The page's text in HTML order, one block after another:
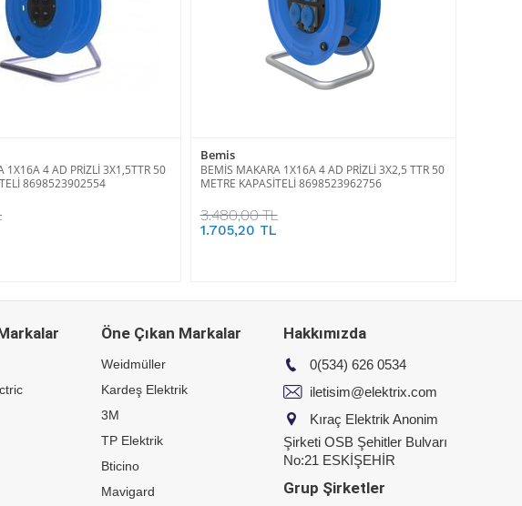
1X16A 4 AD PRİZLİ 3X1,5TTR 50
8698523902554
Bemis
BEMİS MAKARA 1X16A 4 AD PRİZLİ 3X2,5 TTR 50
METRE KAPASİTELİ 8698523962756
3.480,00 TL
1.705,20 TL
Öne Çıkan Markalar
Weidmüller
Kardeş Elektrik
3M
TP Elektrik
Bticino
Mavigard
Hakkımızda
0(534) 626 0534
iletisim@elektrix.com
Kıraç Elektrik Anonim
Şirketi OSB Şehitler Bulvarı
No:21 ESKİŞEHİR
Grup Şirketler